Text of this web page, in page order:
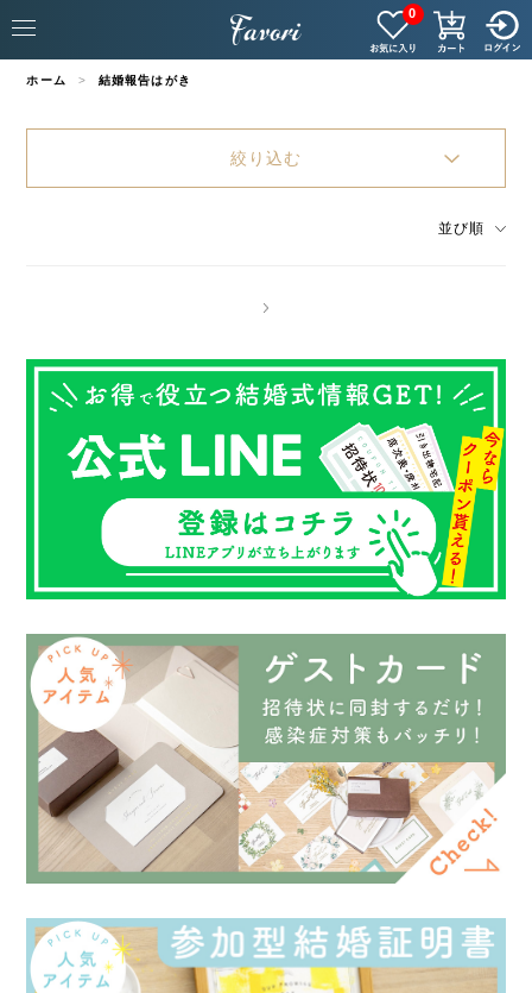
0
ホーム 結婚報告はがき
絞り込む
並び順